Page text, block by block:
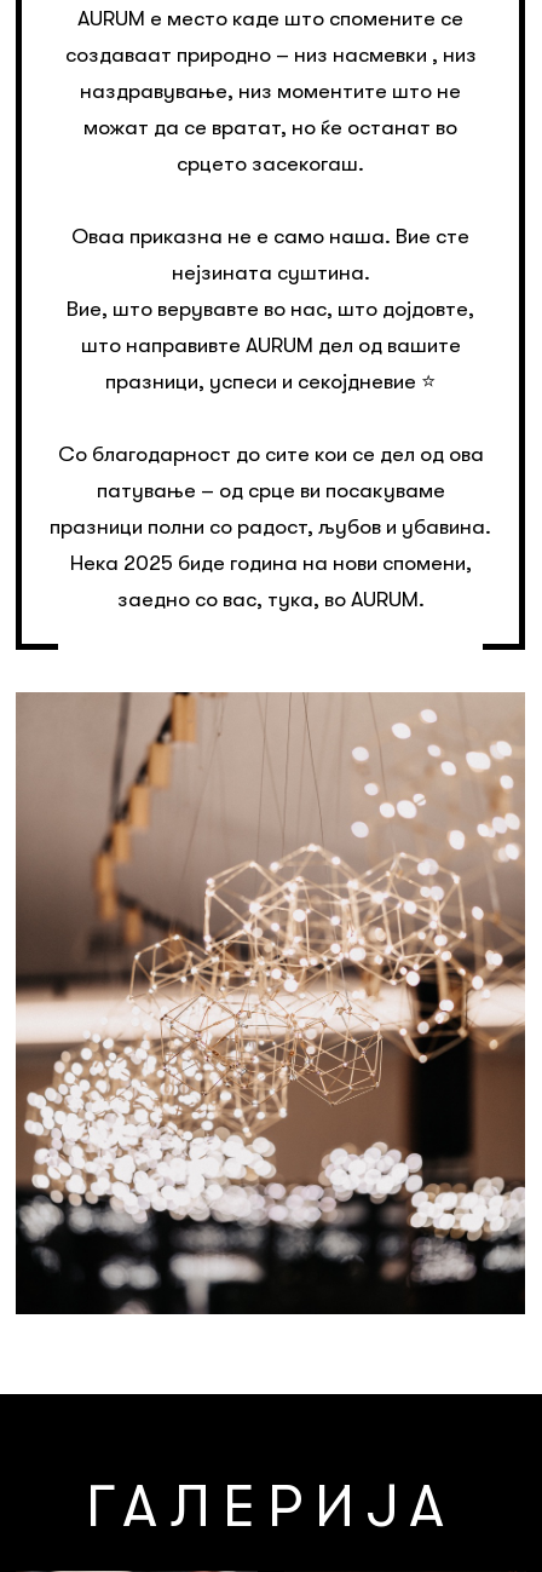
AURUM е место каде што спомените се
создаваат природно – низ насмевки , низ
наздравување, низ моментите што не
можат да се вратат, но ќе останат во
срцето засекогаш.
Оваа приказна не е само наша. Вие сте
нејзината суштина.
Вие, што верувавте во нас, што дојдовте,
што направивте AURUM дел од вашите
празници, успеси и секојдневие ⭐️
Со благодарност до сите кои се дел од ова
патување – од срце ви посакуваме
празници полни со радост, љубов и убавина.
Нека 2025 биде година на нови спомени,
заедно со вас, тука, во AURUM.
ГАЛЕРИЈА